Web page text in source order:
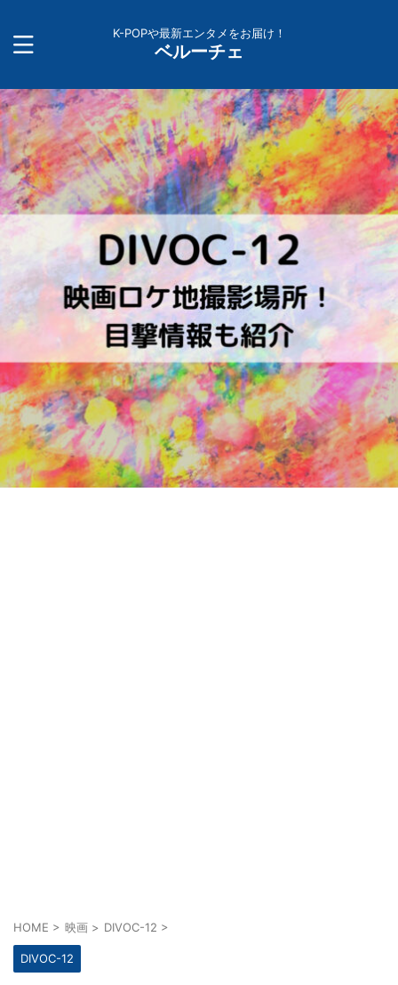
K-POPや最新エンタメをお届け！
ベルーチェ
HOME > 映画 > DIVOC-12 >
DIVOC-12